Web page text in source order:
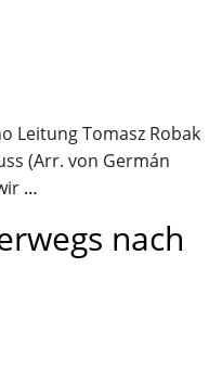
Leitung Tomasz Robak
(Arr. von Germán
…
nach